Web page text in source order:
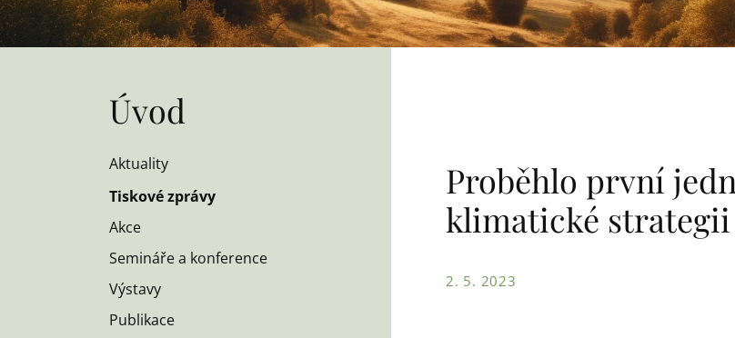
Úvod
Aktuality
Tiskové zprávy
Akce
Semináře a konference
Výstavy
Publikace
Proběhlo první
klimatické strategii
2. 5. 2023